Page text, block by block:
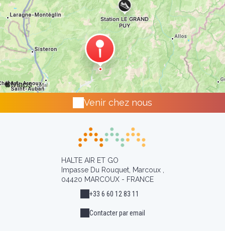
jardin des neiges Remontées
mécaniques : 3 téléskis 1 télésiège fixe 4
places 1 babyski Ski alpin : les pistes de
ski s'adressent aussi bien aux débutants
qu'aux skieurs confirmés, elles assurent
un ski évolutif.
Venir chez nous
HALTE AIR ET GO
Impasse Du Rouquet, Marcoux ,
04420 MARCOUX - FRANCE
+33 6 60 12 83 11
Contacter par email